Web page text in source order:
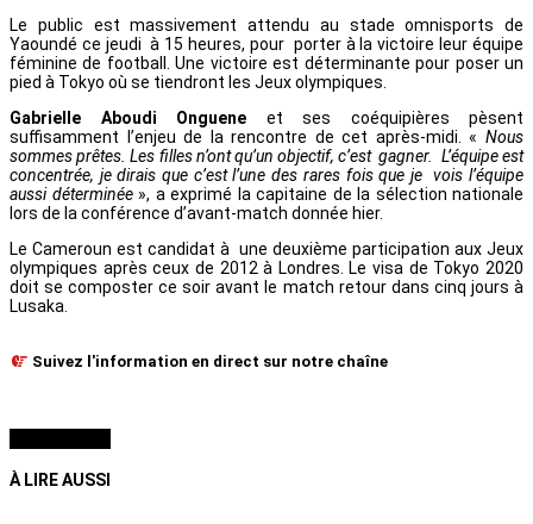
Le public est massivement attendu au stade omnisports de
Yaoundé ce jeudi à 15 heures, pour porter à la victoire leur équipe
féminine de football. Une victoire est déterminante pour poser un
pied à Tokyo où se tiendront les Jeux olympiques.
Gabrielle Aboudi Onguene et ses coéquipières pèsent
suffisamment l’enjeu de la rencontre de cet après-midi. « Nous
sommes prêtes. Les filles n’ont qu’un objectif, c’est gagner. L’équipe est
concentrée, je dirais que c’est l’une des rares fois que je vois l’équipe
aussi déterminée», a exprimé la capitaine de la sélection nationale
lors de la conférence d’avant-match donnée hier.
Le Cameroun est candidat à une deuxième participation aux Jeux
olympiques après ceux de 2012 à Londres. Le visa de Tokyo 2020
doit se composter ce soir avant le match retour dans cinq jours à
Lusaka.
Suivez l'information en direct sur notre chaîne
À LIRE AUSSI